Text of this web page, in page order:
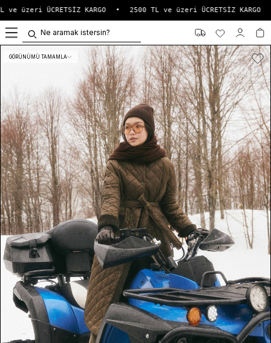
üzeri ÜCRETSİZ KARGO 2500 TL ve üzeri ÜCRETSİZ KARGO
GÖRÜNÜMÜ TAMAMLA